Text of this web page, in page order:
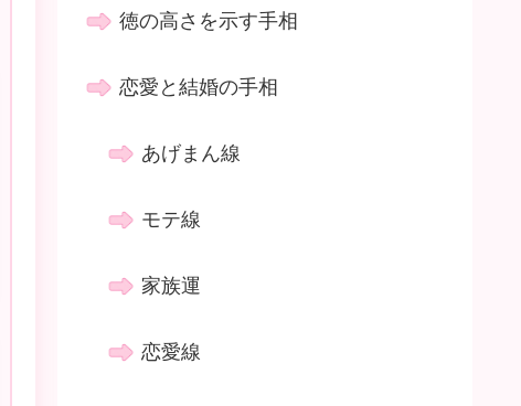
徳の高さを示す手相
恋愛と結婚の手相
あげまん線
モテ線
家族運
恋愛線